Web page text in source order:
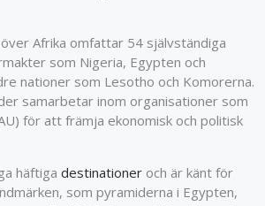
Afrika omfattar 54 självständiga
som Nigeria, Egypten och
nationer som Lesotho och Komorerna.
samarbetar inom organisationer som
för att främja ekonomisk och politisk
häftiga destinationer och är känt för
som pyramiderna i Egypten,